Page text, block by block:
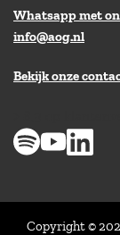
Whatsapp met
info@aog.nl
Bekijk onze
Copyright ©